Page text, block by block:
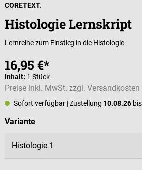
CORETEXT.
Histologie Lernskript
Lernreihe zum Einstieg in die Histologie
16,95 €*
Inhalt: 1 Stück
Preise inkl. MwSt. zzgl. Versandkosten
Sofort verfügbar | Zustellung 10.08.26 bis
Varianteauswählen